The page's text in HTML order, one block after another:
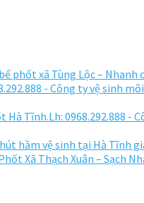
phốt xã Tùng Lộc – Nhanh
- Công ty vệ sinh
Hà Tĩnh.Lh: 0968.292.888
hầm vệ sinh tại Hà Tĩnh
Xã Thạch Xuân – Sạch